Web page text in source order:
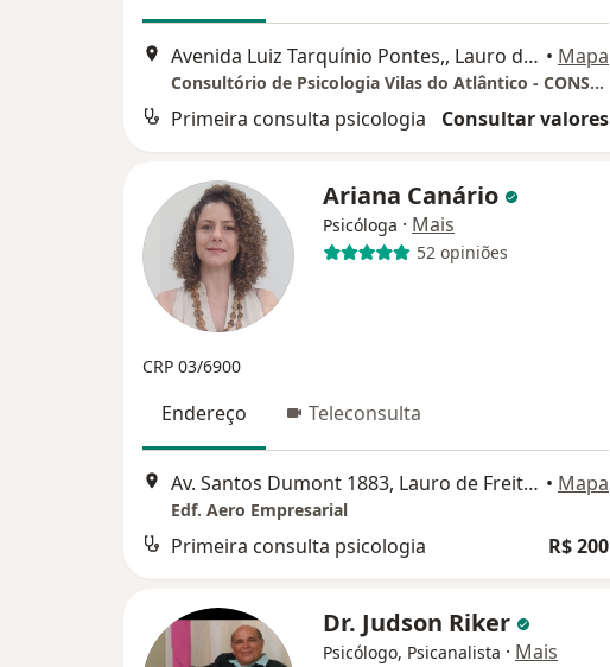
Avenida Luiz Tarquínio Pontes,, Lauro de Freitas • Mapa
Consultório de Psicologia Vilas do Atlântico - CONSULTA CONFIRMADA SOMENTE DEPOIS DE CONTATO VIA WHATSAPP OU TELEFONE
Primeira consulta psicologia Consultar valores
Ariana Canário
Psicóloga · Mais
52 opiniões
CRP 03/6900
Endereço Teleconsulta
Av. Santos Dumont 1883, Lauro de Freitas • Mapa
Edf. Aero Empresarial
Primeira consulta psicologia R$ 200
Dr. Judson Riker
Psicólogo, Psicanalista · Mais